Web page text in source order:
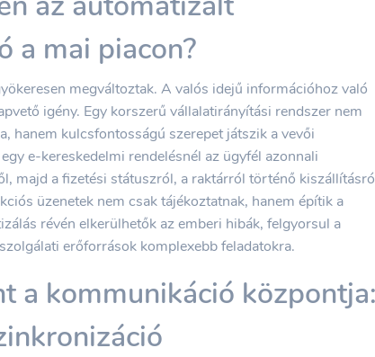
a mai piacon?
megváltoztak. A valós idejű információhoz való
igény. Egy korszerű vállalatirányítási rendszer nem
hanem kulcsfontosságú szerepet játszik a vevői
e-kereskedelmi rendelésnél az ügyfél azonnali
majd a fizetési státuszról, a raktárról történő
üzenetek nem csak tájékoztatnak, hanem építik a
révén elkerülhetők az emberi hibák, felgyorsul a
erőforrások komplexebb feladatokra.
a kommunikáció központja: